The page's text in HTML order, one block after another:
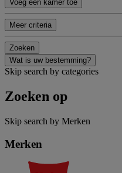
Voeg een kamer toe
Meer criteria
Zoeken
Wat is uw bestemming?
Skip search by categories
Zoeken op
Skip search by Merken
Merken